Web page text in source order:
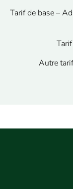
Tarif de base –
Autre